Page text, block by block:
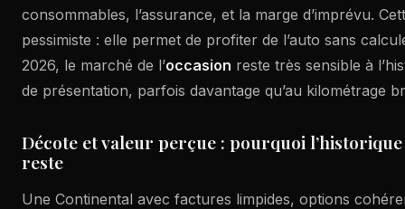
consommables, l’assurance, et la marge d’imprévu.
pessimiste : elle permet de profiter de l’auto sans
2026, le marché de l’occasion reste très sensible à
de présentation, parfois davantage qu’au kilométrage
Décote et valeur perçue : pourquoi
reste
Une Continental avec factures limpides, options